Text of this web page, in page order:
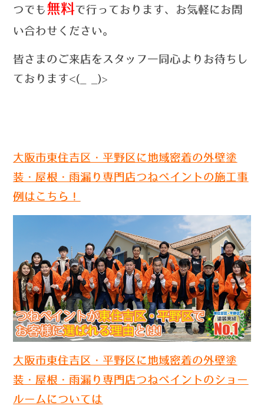
つでも 無料で行っております、お気軽にお問
い合わせください。
皆さまのご来店をスタッフ一同心よりお待ちし
ております<(_ _)>
大阪市東住吉区・平野区に地域密着の外壁塗
装・屋根・雨漏り専門店つねペイントの施工事
例はこちら！
大阪市東住吉区・平野区に地域密着の外壁塗
装・屋根・雨漏り専門店つねペイントのショー
ルームについては